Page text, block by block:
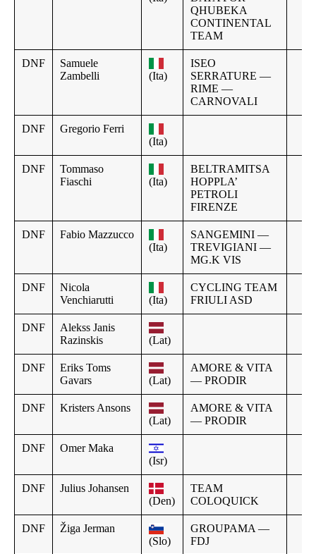
QHUBEKA
CONTINENTAL
TEAM
DNF
Samuele
Zambelli
(Ita)
ISEO
SERRATURE —
RIME —
CARNOVALI
DNF
Gregorio Ferri
(Ita)
DNF
Tommaso
Fiaschi
(Ita)
BELTRAMITSA
HOPPLA’
PETROLI
FIRENZE
DNF
Fabio Mazzucco
(Ita)
SANGEMINI —
TREVIGIANI —
MG.K VIS
DNF
Nicola
Venchiarutti
(Ita)
CYCLING TEAM
FRIULI ASD
DNF
Alekss Janis
Razinskis
(Lat)
DNF
Eriks Toms
Gavars
(Lat)
AMORE & VITA
— PRODIR
DNF
Kristers Ansons
(Lat)
AMORE & VITA
— PRODIR
DNF
Omer Maka
(Isr)
DNF
Julius Johansen
(Den)
TEAM
COLOQUICK
DNF
Žiga Jerman
(Slo)
GROUPAMA —
FDJ